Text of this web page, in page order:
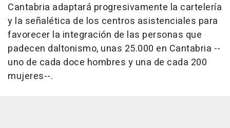
Cantabria adaptará progresivamente la cartelería
y la señalética de los centros asistenciales para
favorecer la integración de las personas que
padecen daltonismo, unas 25.000 en Cantabria --
uno de cada doce hombres y una de cada 200
mujeres--.